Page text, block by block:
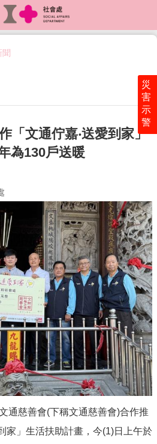
災
害
示
警
聞
「文通佇嘉‧送愛到家」
為130戶送暖
通慈善會(下稱文通慈善會)合作推
家」生活扶助計畫，今(1)日上午於